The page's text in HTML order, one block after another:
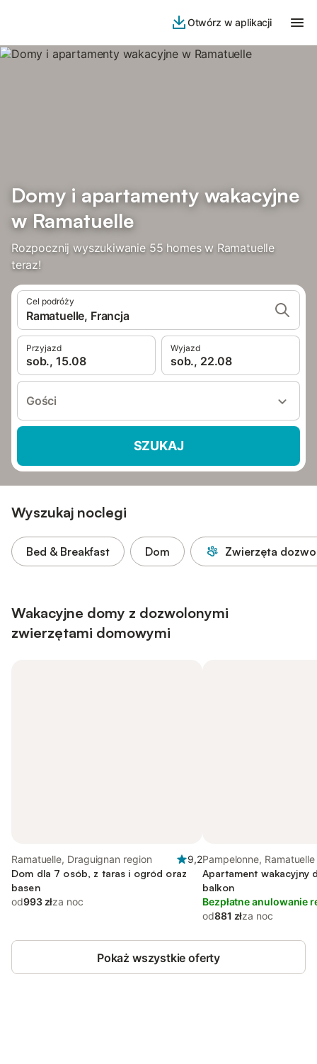
Otwórz w aplikacji
Domy i apartamenty wakacyjne
w Ramatuelle
Rozpocznij wyszukiwanie 55 homes w Ramatuelle
teraz!
Cel podróży
Ramatuelle, Francja
Przyjazd
sob., 15.08
Wyjazd
sob., 22.08
Gości
SZUKAJ
Wyszukaj noclegi
Bed & Breakfast Dom Zwierzęta
Wakacyjne domy z dozwolonymi
zwierzętami domowymi
Ramatuelle, Draguignan region
9,2
Dom dla 7 osób, z taras i ogród oraz
basen
od993 złza noc
Pampelonne, Ramatuelle
Apartament wakacyjny
balkon
Bezpłatne anulowanie
od881 złza noc
Pokaż wszystkie oferty